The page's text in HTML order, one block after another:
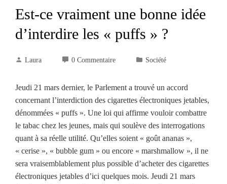
Est-ce vraiment une bonne idée
d’interdire les « puffs » ?
Laura 0 Commentaire Société
Jeudi 21 mars dernier, le Parlement a trouvé un accord
concernant l’interdiction des cigarettes électroniques jetables,
dénommées « puffs ». Une loi qui affirme vouloir combattre
le tabac chez les jeunes, mais qui soulève des interrogations
quant à sa réelle utilité. Qu’elles soient « goût ananas »,
« cerise », « bubble gum » ou encore « marshmallow », il ne
sera vraisemblablement plus possible d’acheter des cigarettes
électroniques jetables d’ici quelques mois. Jeudi 21 mars